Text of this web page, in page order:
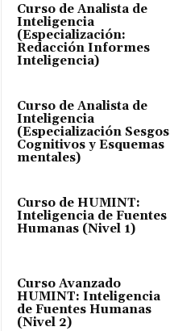
Curso de Analista de
Inteligencia
(Especialización:
Redacción Informes
Inteligencia)
Curso de Analista de
Inteligencia
(Especialización Sesgos
Cognitivos y Esquemas
mentales)
Curso de HUMINT:
Inteligencia de Fuentes
Humanas (Nivel 1)
Curso Avanzado
HUMINT: Inteligencia
de Fuentes Humanas
(Nivel 2)